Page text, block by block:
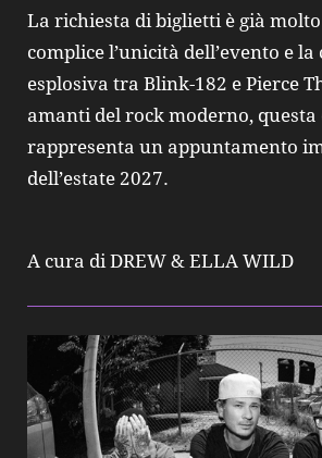
La richiesta di biglietti è già
complice l’unicità dell’evento e
esplosiva tra Blink‑182 e Pierce
amanti del rock moderno, questa
rappresenta un appuntamento
dell’estate 2027.
A cura di DREW & ELLA WILD